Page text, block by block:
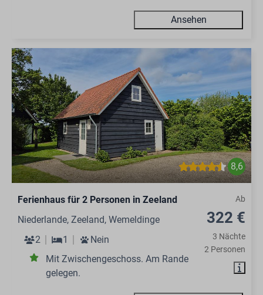
Ansehen
8,6
Ab
322 €
3 Nächte
2 Personen
Ferienhaus für 2 Personen in Zeeland
Niederlande, Zeeland, Wemeldinge
2
1
Nein
Mit Zwischengeschoss. Am Rande
gelegen.